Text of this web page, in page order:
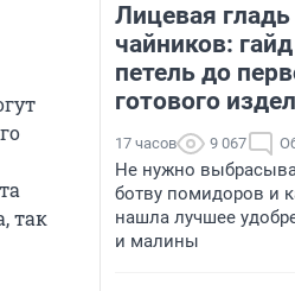
так
Лицевая
чайников:
петель до
готового
17 часов 9 067
Не нужно
ботву помидоров и
нашла лучшее
и малины